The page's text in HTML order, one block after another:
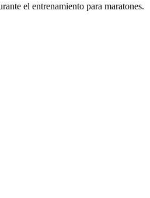
el entrenamiento para maratones.